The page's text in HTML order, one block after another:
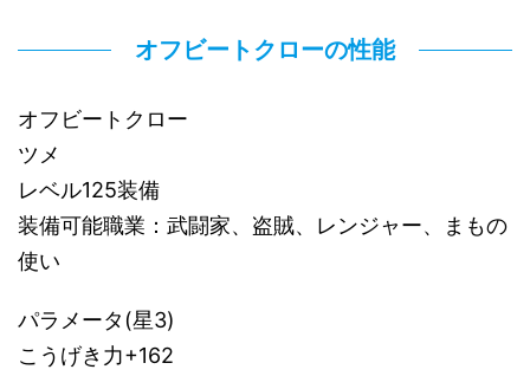
オフビートクローの性能
オフビートクロー
ツメ
レベル125装備
装備可能職業：武闘家、盗賊、レンジャー、まもの
使い
パラメータ(星3)
こうげき力+162